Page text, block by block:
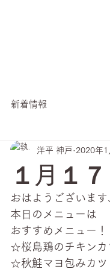
新着情報
１月１
洋平 神戸 2020年
おはようございま
本日のメニューは
おすすめメニュー！
☆桜島鶏のチキンカ
☆秋鮭マヨ包みカツ